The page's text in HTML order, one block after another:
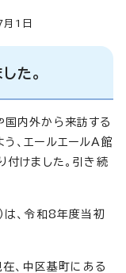
1日
た。
国内外から来訪する
、エールエールA館
付けました。引き続
は、令和8年度当初
、中区基町にある